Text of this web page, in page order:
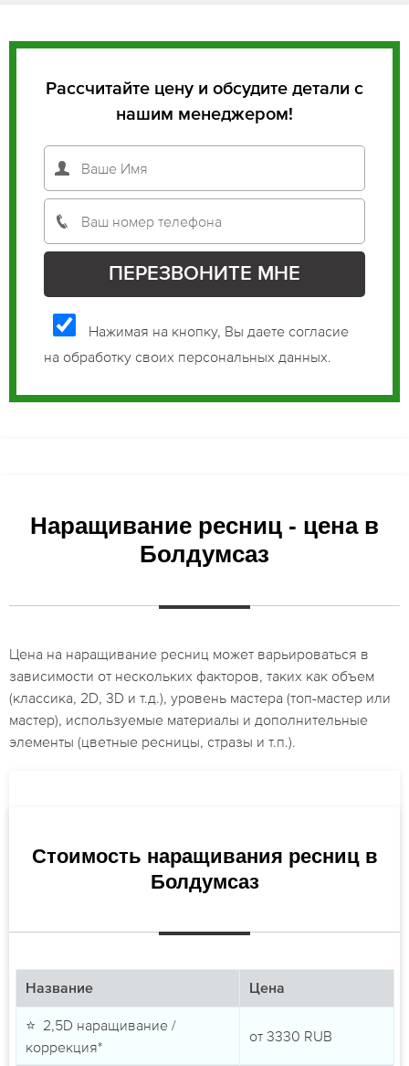
Рассчитайте цену и обсудите детали с
нашим менеджером!
Нажимая на кнопку, Вы даете согласие
на обработку своих персональных данных.
Наращивание ресниц - цена в
Болдумсаз
Цена на наращивание ресниц может варьироваться в
зависимости от нескольких факторов, таких как объем
(классика, 2D, 3D и т.д.), уровень мастера (топ-мастер или
мастер), используемые материалы и дополнительные
элементы (цветные ресницы, стразы и т.п.).
Стоимость наращивания ресниц в
Болдумсаз
Название Цена
⭐ 2,5D наращивание /
коррекция*
от 3330 RUB